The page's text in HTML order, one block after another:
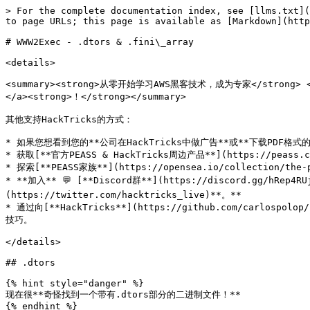
> For the complete documentation index, see [llms.txt](https://hacktricks.xsx.tw/llms.txt). Markdown versions of documentation pages are available by appending `.md` to page URLs; this page is available as [Markdown](https://hacktricks.xsx.tw/binary-exploitation/write-what-where-2-exec/www2exec-.dtors-and-.fini_array.md).

# WWW2Exec - .dtors & .fini\_array

<details>

<summary><strong>从零开始学习AWS黑客技术，成为专家</strong> <a href="https://training.hacktricks.xyz/courses/arte"><strong>htARTE (HackTricks AWS Red Team Expert)</strong></a><strong>！</strong></summary>

其他支持HackTricks的方式：

* 如果您想看到您的**公司在HackTricks中做广告**或**下载PDF格式的HackTricks**，请查看[**订阅计划**](https://github.com/sponsors/carlospolop)!
* 获取[**官方PEASS & HackTricks周边产品**](https://peass.creator-spring.com)
* 探索[**PEASS家族**](https://opensea.io/collection/the-peass-family)，我们的独家[**NFTs**](https://opensea.io/collection/the-peass-family)收藏品
* **加入** 💬 [**Discord群**](https://discord.gg/hRep4RUj7f) 或 [**电报群**](https://t.me/peass) 或 **关注**我们的**Twitter** 🐦 [**@hacktricks\_live**](https://twitter.com/hacktricks_live)**。**
* 通过向[**HackTricks**](https://github.com/carlospolop/hacktricks)和[**HackTricks Cloud**](https://github.com/carlospolop/hacktricks-cloud) github仓库提交PR来分享您的黑客技巧。

</details>

## .dtors

{% hint style="danger" %}
现在很**奇怪找到一个带有.dtors部分的二进制文件！**
{% endhint %}

析构函数是在程序结束之前（在`main`函数返回后）执行的函数。\
这些函数的地址存储在二进制文件的\*\*`.dtors`**部分中，因此，如果您设法**写入**一个**shellcode**的**地址**到**`__DTOR_END__`**，那么它将在程序结束之前被**执行\*\*。

使用以下命令获取此部分的地址：

```bash
objdump -s -j .dtors /exec
rabin -s /exec | grep “__DTOR”
```

通常你会在值`ffffffff`和`00000000`之间找到**DTOR**标记。所以如果你只看到这些值，意味着**没有任何函数注册**。因此，**覆盖**`00000000`的**地址**为**shellcode**的地址以执行它。

{% hint style="warning" %}
当然，你首先需要找到一个**存储shellcode的位置**，以便稍后调用它。
{% endhint %}

## **.fini\_array**

本质上，这是一个包含在程序完成之前将被调用的**函数的结构**，就像\*\*`.dtors`**一样。如果你可以通过**跳转到一个地址调用你的shellcode\*\*，或者在需要**返回到`main`以第二次利用漏洞**的情况下，这就变得很有趣。

```bash
objdump -s -j .fini_array ./greeting

./greeting:     file format elf32-i386

Contents of section .fini_array:
8049934 a0850408

#Put your address in 0x8049934
```

请注意，当从 **`.fini_array`** 中的一个函数执行时，它会移动到下一个函数，因此不会被多次执行（防止无限循环），但它也只会给你提供一个在这里放置的 **函数执行**。

请注意，`.fini_array` 中的条目按**相反**顺序调用，因此您可能希望从最后一个开始编写。

#### 无限循环

为了滥用 **`.fini_array`** 以获得无限循环，您可以[**检查这里做了什么**](https://guyinatuxedo.github.io/17-stack_pivot/insomnihack18_onewrite/index.html)**：** 如果 **`.fini_array`** 中至少有2个条目，您可以：

* 使用第一个写入来再次调用**易受攻击的任意写入函数**
* 然后，在由 **`__libc_csu_fini`** 存储的堆栈中计算 **返回地址**，并将 **`__libc_csu_fini`** 的地址放在那里
* 这将使 **`__libc_csu_fini`** 再次调用自身，执行 **`.fini_array`** 函数，再次调用易受攻击的 WWW 函数2次：一次用于**任意写入**，另一次用于再次覆盖堆栈上 **`__libc_csu_fini`** 的**返回地址**，以再次调用自身。

{% hint style="danger" %}
请注意，使用[**Full RELRO**](/binary-exploitation/common-binary-protections-and-bypasses/relro.md)**，** **`.fini_array`** 部分被设置为**只读**。
{% endhint %}

## link\_map

如[**此帖子**](https://github.com/nobodyisnobody/docs/blob/main/code.execution.on.last.libc/README.md#2---targetting-ldso-link_map-structure)中所解释的，如果